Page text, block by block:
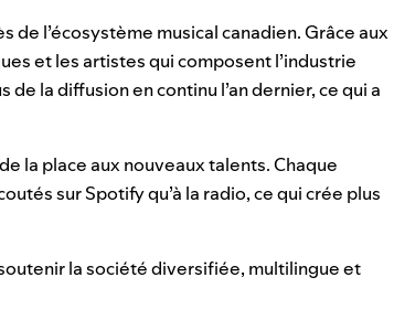
de l’écosystème musical canadien. Grâce aux
et les artistes qui composent l’industrie
la diffusion en continu l’an dernier, ce qui a
la place aux nouveaux talents. Chaque
sur Spotify qu’à la radio, ce qui crée plus
la société diversifiée, multilingue et